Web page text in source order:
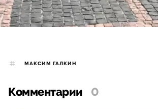
МАКСИМ ГАЛКИН
Комментарии 0